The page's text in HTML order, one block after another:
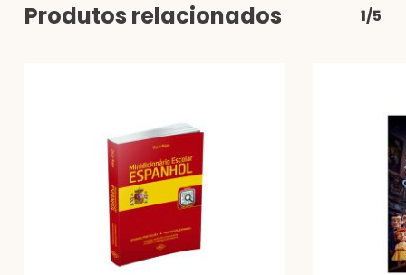
Produtos relacionados 1/5